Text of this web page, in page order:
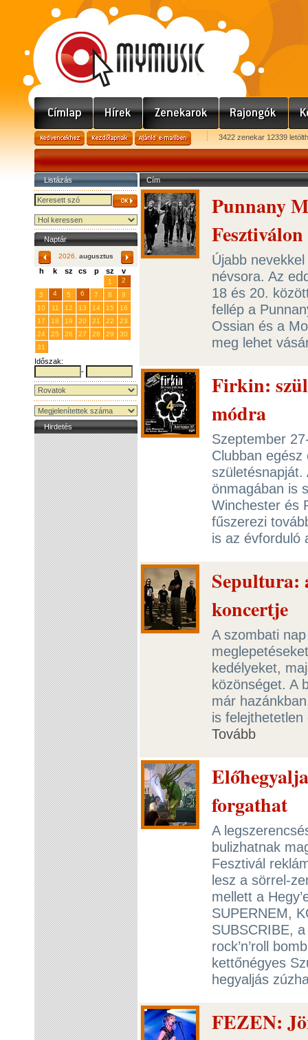
3422 zenekar 12339
Listázás
Naptár
2026. augusztus
h k sz cs p sz v
1
2
3
4 5 6 7 8
9
10
11 12 13 14 15
16
17
18 19 20 21 22
23
24
25 26 27 28 29
30
31
Időszak:
-
Hirdetés
Cím
Punnany
Fesztiválon
Újabb
névsora. Az
18 és 20.
fellép a
Ossian és a
meg lehet
Firkin:
módra
Szeptember
Clubban
önmagában is
Winchester és
fűszerezi
is az
Sepultura:
koncertje
A szombati
kedélyeket,
közönséget. A
már
is
Tovább
forgathat
A
bulizhatnak
Fesztivál
lesz a sörrel-
mellett a
SUPERNEM,
SUBSCRIBE,
rock’n’roll
kettőnégyes
hegyaljás
FEZEN: